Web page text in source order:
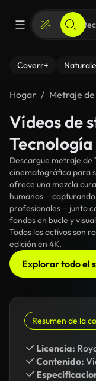
Coverr+
Hogar Metraje
Vídeos de
Descargue metraje de
cinematográfica para
ofrece una mezcla
humanos
profesionales— junto
fondos en bucle y
Todos los activos son
edición en 4K.
Explorar todo el
Resumen de la
Licencia:
Contenido: